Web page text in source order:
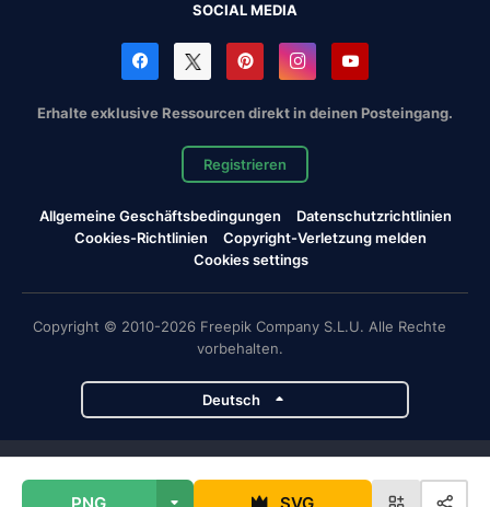
SOCIAL MEDIA
Erhalte exklusive Ressourcen direkt in deinen Posteingang.
Registrieren
Allgemeine Geschäftsbedingungen
Datenschutzrichtlinien
Cookies-Richtlinien
Copyright-Verletzung melden
Cookies settings
Copyright © 2010-2026 Freepik Company S.L.U. Alle Rechte
vorbehalten.
Deutsch